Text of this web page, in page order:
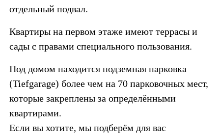
отдельный подвал.
Квартиры на первом этаже имеют террасы и
сады с правами специального пользования.
Под домом находится подземная парковка
(Tiefgarage) более чем на 70 парковочных мест,
которые закреплены за определёнными
квартирами.
Если вы хотите, мы подберём для вас